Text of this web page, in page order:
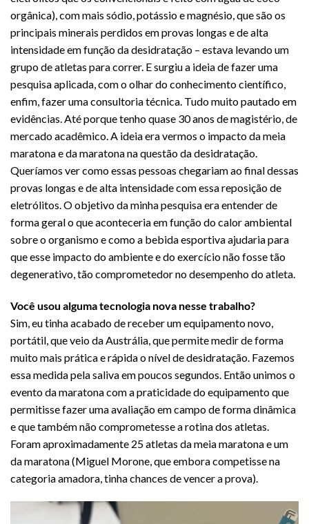
orgânica), com mais sódio, potássio e magnésio, que são os
principais minerais perdidos em provas longas e de alta
intensidade em função da desidratação – estava levando um
grupo de atletas para correr. E surgiu a ideia de fazer uma
pesquisa aplicada, com o olhar do conhecimento científico,
enfim, fazer uma consultoria técnica. Tudo muito pautado em
evidências. Até porque tenho quase 30 anos de magistério, de
mercado acadêmico. A ideia era vermos o impacto da meia
maratona e da maratona na questão da desidratação.
Queríamos ver como essas pessoas chegariam ao final dessas
provas longas e de alta intensidade com essa reposição de
eletrólitos. O objetivo da minha pesquisa era entender de
forma geral o que aconteceria em função do calor ambiental
sobre o organismo e como a bebida esportiva ajudaria para
que esse impacto do ambiente e do exercício não fosse tão
degenerativo, tão comprometedor no desempenho do atleta.
Você usou alguma tecnologia nova nesse trabalho?
Sim, eu tinha acabado de receber um equipamento novo,
portátil, que veio da Austrália, que permite medir de forma
muito mais prática e rápida o nível de desidratação. Fazemos
essa medida pela saliva em poucos segundos. Então unimos o
evento da maratona com a praticidade do equipamento que
permitisse fazer uma avaliação em campo de forma dinâmica
e que também não comprometesse a rotina dos atletas.
Foram aproximadamente 25 atletas da meia maratona e um
da maratona (Miguel Morone, que embora competisse na
categoria amadora, tinha chances de vencer a prova).